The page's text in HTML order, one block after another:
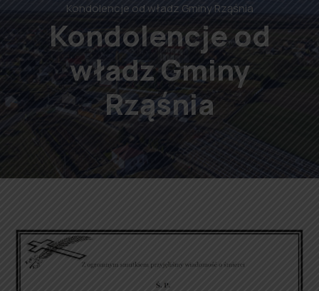
Kondolencje od władz Gminy Rząśnia
Kondolencje od
władz Gminy
Rząśnia